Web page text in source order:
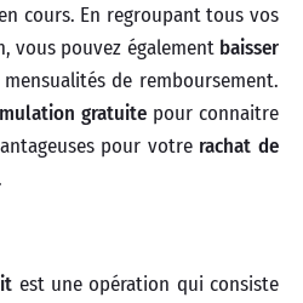
cours. En regroupant tous vos
vous pouvez également baisser
de remboursement.
gratuitepour connaitre
pour votre rachat de
est une opération qui consiste